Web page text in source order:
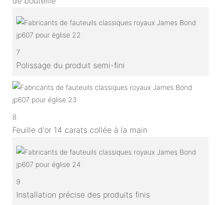
7
Polissage du produit semi-fini
8
Feuille d'or 14 carats collée à la main
9
Installation précise des produits finis